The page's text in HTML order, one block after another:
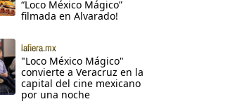
“Loco México Mágico”
filmada en Alvarado!
lafiera.mx
"Loco México Mágico"
convierte a Veracruz en la
capital del cine mexicano
por una noche